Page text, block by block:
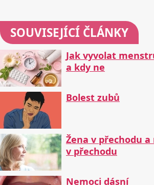
SOUVISEJÍCÍ ČLÁNKY
Jak vyvolat
a kdy ne
Bolest zubů
Žena v přechodu
v přechodu
Nemoci dásní